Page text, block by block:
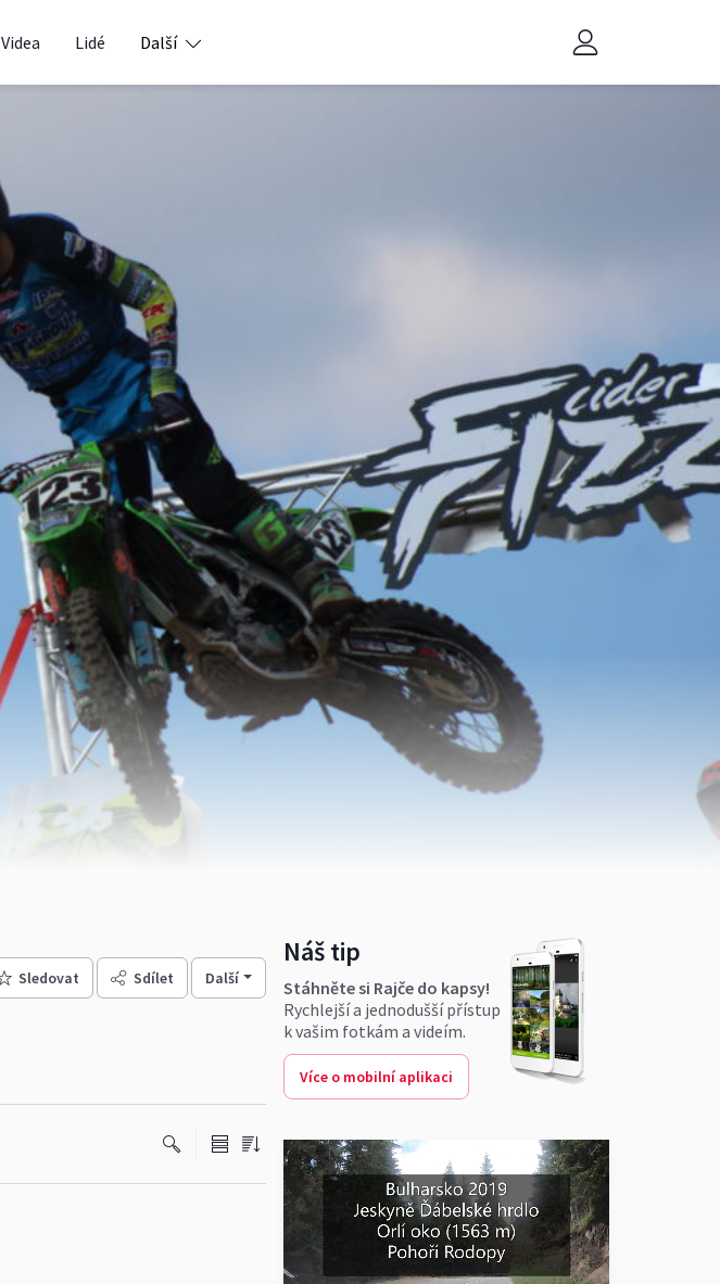
Videa Lidé Další
Sledovat Sdílet
Další
Náš tip
Stáhněte si Rajče do kapsy!
Rychlejší a jednodušší přístup
k vašim fotkám a videím.
Více o mobilní aplikaci
Pokračovat ve sledování